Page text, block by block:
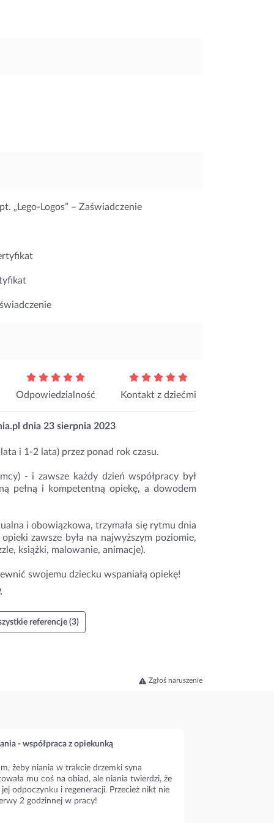
„Lego-Logos” – Zaświadczenie
Odpowiedzialność Kontakt z dziećmi
dnia 23 sierpnia 2023
i 1-2 lata) przez ponad rok czasu.
- i zawsze każdy dzień współpracy był
pełną i kompetentną opiekę, a dowodem
i obowiązkowa, trzymała się rytmu dnia
zawsze była na najwyższym poziomie,
książki, malowanie, animacje).
swojemu dziecku wspaniałą opiekę!
referencje (3)
Zgłoś naruszenie
- współpraca z opiekunką
żeby niania w trakcie drzemki syna
mu coś na obiad, ale niania twierdzi, że
odpoczynku i regeneracji. Przecież nikt nie
2 godzinnej w pracy!